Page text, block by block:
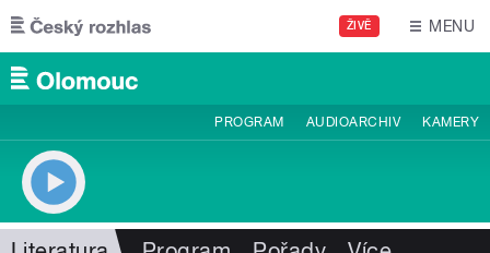
Přejít k hlavnímu obsahu
ŽIVĚ MENU
PROGRAM AUDIOARCHIV KAMERY